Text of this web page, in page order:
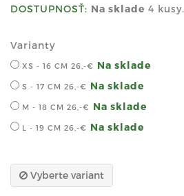
DOSTUPNOSŤ: Na sklade 4 kusy.
Varianty
XS - 16 CM 26,-€ Na sklade
S - 17 CM 26,-€ Na sklade
M - 18 CM 26,-€ Na sklade
L - 19 CM 26,-€ Na sklade
Vyberte variant